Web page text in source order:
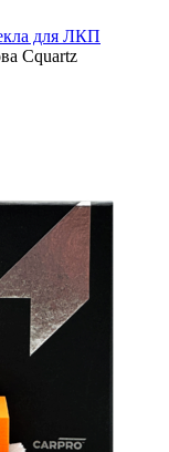
для ЛКП
Cquartz